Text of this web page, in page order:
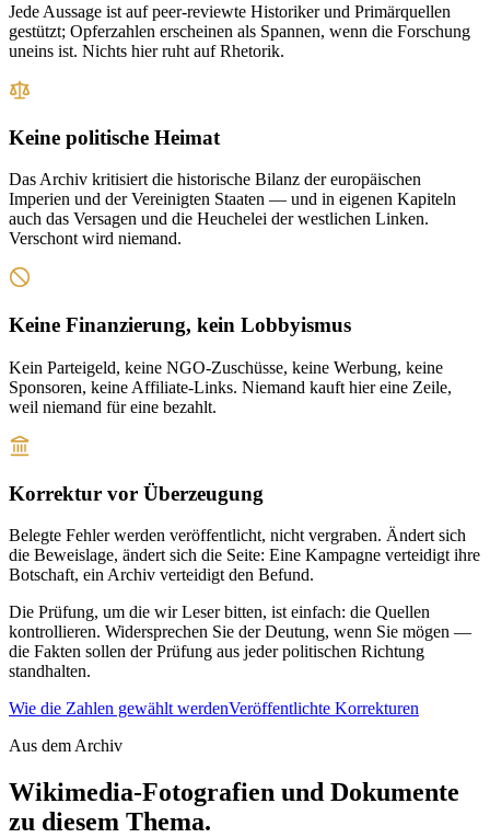
Jede Aussage ist auf peer-reviewte Historiker und Primärquellen
gestützt; Opferzahlen erscheinen als Spannen, wenn die Forschung
uneins ist. Nichts hier ruht auf Rhetorik.
Keine politische Heimat
Das Archiv kritisiert die historische Bilanz der europäischen
Imperien und der Vereinigten Staaten — und in eigenen Kapiteln
auch das Versagen und die Heuchelei der westlichen Linken.
Verschont wird niemand.
Keine Finanzierung, kein Lobbyismus
Kein Parteigeld, keine NGO-Zuschüsse, keine Werbung, keine
Sponsoren, keine Affiliate-Links. Niemand kauft hier eine Zeile,
weil niemand für eine bezahlt.
Korrektur vor Überzeugung
Belegte Fehler werden veröffentlicht, nicht vergraben. Ändert sich
die Beweislage, ändert sich die Seite: Eine Kampagne verteidigt ihre
Botschaft, ein Archiv verteidigt den Befund.
Die Prüfung, um die wir Leser bitten, ist einfach: die Quellen
kontrollieren. Widersprechen Sie der Deutung, wenn Sie mögen —
die Fakten sollen der Prüfung aus jeder politischen Richtung
standhalten.
Wie die Zahlen gewählt werdenVeröffentlichte Korrekturen
Aus dem Archiv
Wikimedia-Fotografien und Dokumente
zu diesem Thema.